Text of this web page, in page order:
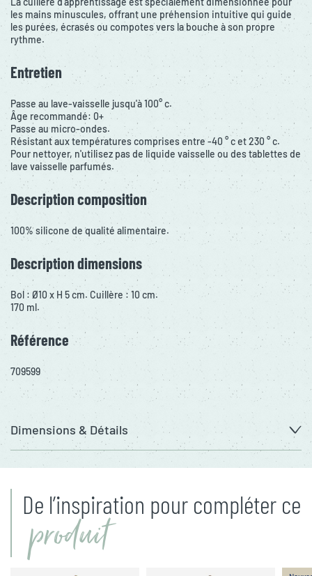
les mains minuscules, offrant une préhension intuitive qui guide
les purées, écrasés ou compotes vers la bouche à son propre
rythme.
Entretien
Passe au lave-vaisselle jusqu'à 100° c.
Âge recommandé: 0+
Passe au micro-ondes.
Résistant aux températures comprises entre -40 ° c et 230 ° c.
Pour nettoyer, n'utilisez pas de liquide vaisselle ou des tablettes de
lave vaisselle parfumés.
Description composition
100% silicone de qualité alimentaire.
Description dimensions
Bol : Ø10 x H 5 cm. Cuillère : 10 cm.
170 ml.
Référence
709599
Dimensions & Détails
De l’inspiration pour compléter ce
produit